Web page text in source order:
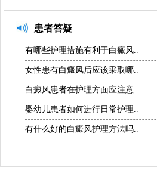
患者答疑
有哪些护理措施有利于白癜风..
女性患有白癜风后应该采取哪..
白癜风患者在护理方面应注意..
婴幼儿患者如何进行日常护理..
有什么好的白癜风护理方法吗..